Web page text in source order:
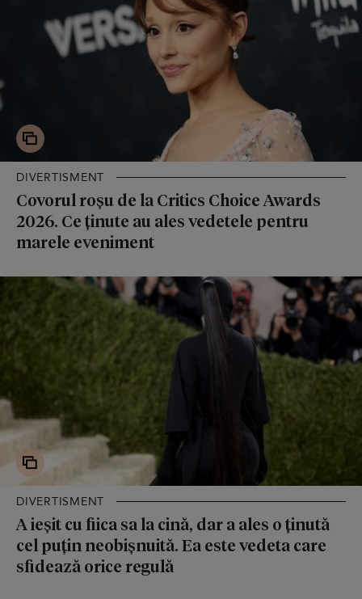
DIVERTISMENT
Covorul roșu de la Critics Choice Awards
2026. Ce ținute au ales vedetele pentru
marele eveniment
DIVERTISMENT
A ieșit cu fiica sa la cină, dar a ales o ținută
cel puțin neobișnuită. Ea este vedeta care
sfidează orice regulă